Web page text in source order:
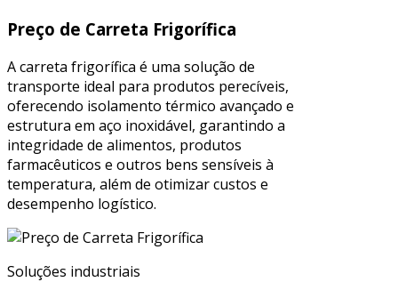
Preço de Carreta Frigorífica
A carreta frigorífica é uma solução de
transporte ideal para produtos perecíveis,
oferecendo isolamento térmico avançado e
estrutura em aço inoxidável, garantindo a
integridade de alimentos, produtos
farmacêuticos e outros bens sensíveis à
temperatura, além de otimizar custos e
desempenho logístico.
Soluções industriais